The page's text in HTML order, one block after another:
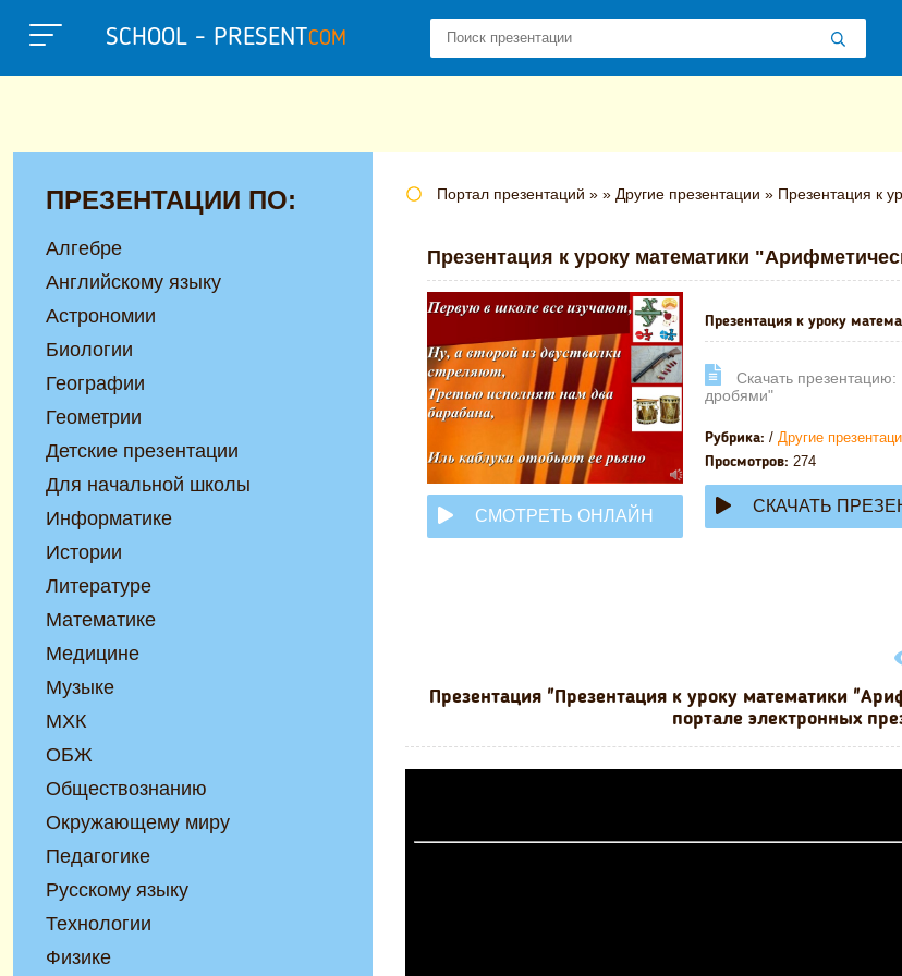
SCHOOL - PRESENTCOM
Портал презентаций » » Другие презентации » Презентация к
Презентация к уроку математики
СМОТРЕТЬ ОНЛАЙН
Презентация к уроку
Cкачать
дробями"
Рубрика: / Другие
Просмотров: 274
СКАЧАТЬ
Презентация "Презентация к уроку математики
портале электронных
ПРЕЗЕНТАЦИИ ПО:
Алгебре
Английскому языку
Астрономии
Биологии
Географии
Геометрии
Детские презентации
Для начальной школы
Информатике
Истории
Литературе
Математике
Медицине
Музыке
МХК
ОБЖ
Обществознанию
Окружающему миру
Педагогике
Русскому языку
Технологии
Физике